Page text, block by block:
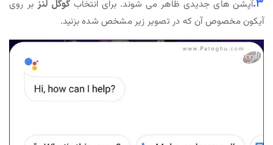
۳. آپشن های جدیدی ظاهر می شوند. برای انتخابگوگل لنز بر روی
آیکون مخصوص آن که در تصویر زیر مشخص شده بزنید.